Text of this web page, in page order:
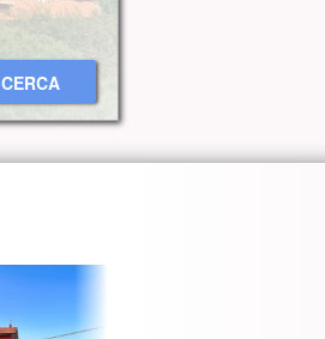
CERCA